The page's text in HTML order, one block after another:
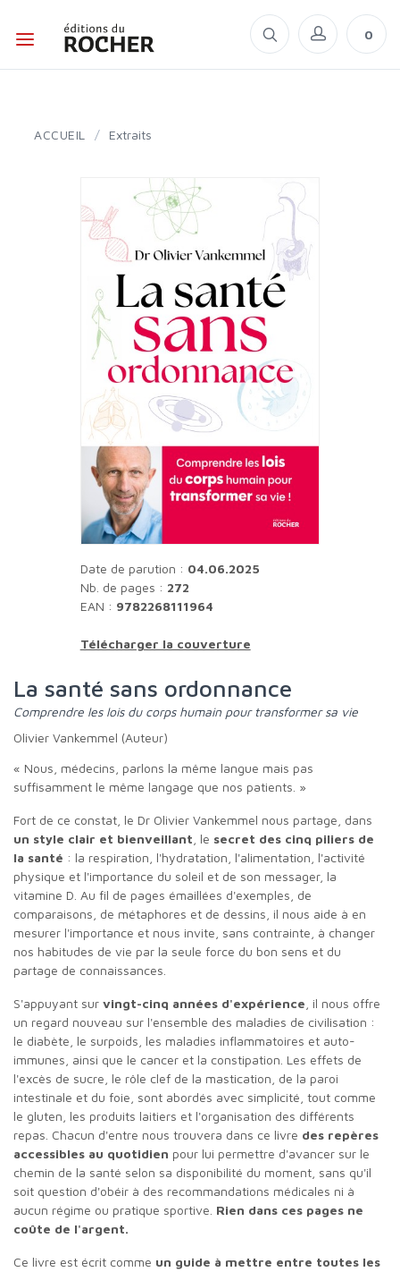
0
ACCUEIL / Extraits
Date de parution : 04.06.2025
Nb. de pages : 272
EAN : 9782268111964
Télécharger la couverture
La santé sans ordonnance
Comprendre les lois du corps humain pour transformer sa vie
Olivier Vankemmel (Auteur)
« Nous, médecins, parlons la même langue mais pas
suffisamment le même langage que nos patients. »
Fort de ce constat, le Dr Olivier Vankemmel nous partage, dans
un style clair et bienveillant , le secret des cinq piliers de
la santé : la respiration, l'hydratation, l'alimentation, l'activité
physique et l'importance du soleil et de son messager, la
vitamine D. Au fil de pages émaillées d'exemples, de
comparaisons, de métaphores et de dessins, il nous aide à en
mesurer l'importance et nous invite, sans contrainte, à changer
nos habitudes de vie par la seule force du bon sens et du
partage de connaissances.
S'appuyant sur vingt-cinq années d'expérience , il nous offre
un regard nouveau sur l'ensemble des maladies de civilisation :
le diabète, le surpoids, les maladies inflammatoires et auto-
immunes, ainsi que le cancer et la constipation. Les effets de
l'excès de sucre, le rôle clef de la mastication, de la paroi
intestinale et du foie, sont abordés avec simplicité, tout comme
le gluten, les produits laitiers et l'organisation des différents
repas. Chacun d'entre nous trouvera dans ce livre des repères
accessibles au quotidien pour lui permettre d'avancer sur le
chemin de la santé selon sa disponibilité du moment, sans qu'il
soit question d'obéir à des recommandations médicales ni à
aucun régime ou pratique sportive. Rien dans ces pages ne
coûte de l'argent.
Ce livre est écrit comme un guide à mettre entre toutes les